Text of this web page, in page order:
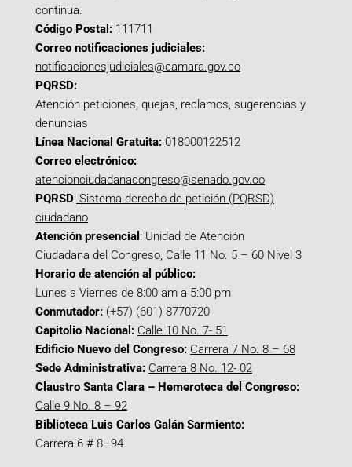
continua.
Código Postal: 111711
Correo notificaciones judiciales:
notificacionesjudiciales@camara.gov.co
PQRSD:
Atención peticiones, quejas, reclamos, sugerencias y
denuncias
Línea Nacional Gratuita: 018000122512
Correo electrónico:
atencionciudadanacongreso@senado.gov.co
PQRSD: Sistema derecho de petición (PQRSD)
ciudadano
Atención presencial : Unidad de Atención
Ciudadana del Congreso, Calle 11 No. 5 – 60 Nivel 3
Horario de atención al público:
Lunes a Viernes de 8:00 am a 5:00 pm
Conmutador: (+57) (601) 8770720
Capitolio Nacional: Calle 10 No. 7- 51
Edificio Nuevo del Congreso: Carrera 7 No. 8 – 68
Sede Administrativa: Carrera 8 No. 12- 02
Claustro Santa Clara – Hemeroteca del Congreso:
Calle 9 No. 8 – 92
Biblioteca Luis Carlos Galán Sarmiento:
Carrera 6 # 8–94